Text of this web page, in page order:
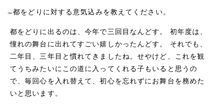
̶̶ 都をどりに対する意気込みを教えてください。
都をどりに出るのは、今年で三回目なんどす。 初年度は、
憧れの舞台に出れてすごい嬉しかったんどす。 それでも、
二年目、三年目と慣れてきましたね。せやけど、これを観
てうちみたいにこの道に入ってくれる子もいると思うの
で、毎回心を入れ替えて、初心を忘れずにお舞台を務めた
いと思います。